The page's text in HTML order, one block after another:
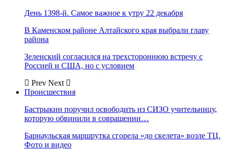
День 1398-й. Самое важное к утру 22 декабря
В Каменском районе Алтайского края выбрали главу
района
Зеленский согласился на трехстороннюю встречу с
Россией и США, но с условием
Prev Next
Происшествия
Бастрыкин поручил освободить из СИЗО учительницу,
которую обвинили в совращении…
Барнаульская маршрутка сгорела «до скелета» возле ТЦ.
Фото и видео